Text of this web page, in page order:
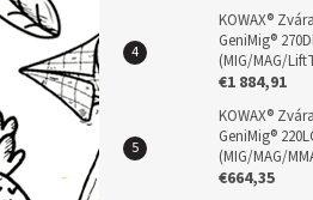
KOWAX®
GeniMig®
(MIG/MAG/
€1 884,91
KOWAX®
GeniMig®
(MIG/MAG/
€664,35